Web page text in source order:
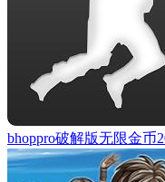
bhoppro破解版无限金币